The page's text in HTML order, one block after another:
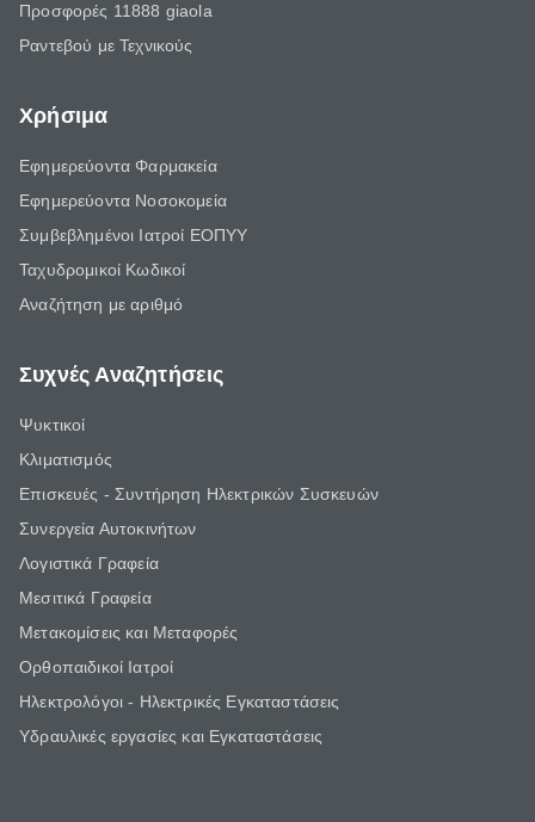
Προσφορές 11888 giaola
Ραντεβού με Τεχνικούς
Χρήσιμα
Εφημερεύοντα Φαρμακεία
Εφημερεύοντα Νοσοκομεία
Συμβεβλημένοι Ιατροί ΕΟΠΥΥ
Ταχυδρομικοί Κωδικοί
Αναζήτηση με αριθμό
Συχνές Αναζητήσεις
Ψυκτικοί
Κλιματισμός
Επισκευές - Συντήρηση Ηλεκτρικών Συσκευών
Συνεργεία Αυτοκινήτων
Λογιστικά Γραφεία
Μεσιτικά Γραφεία
Μετακομίσεις και Μεταφορές
Ορθοπαιδικοί Ιατροί
Ηλεκτρολόγοι - Ηλεκτρικές Εγκαταστάσεις
Υδραυλικές εργασίες και Εγκαταστάσεις